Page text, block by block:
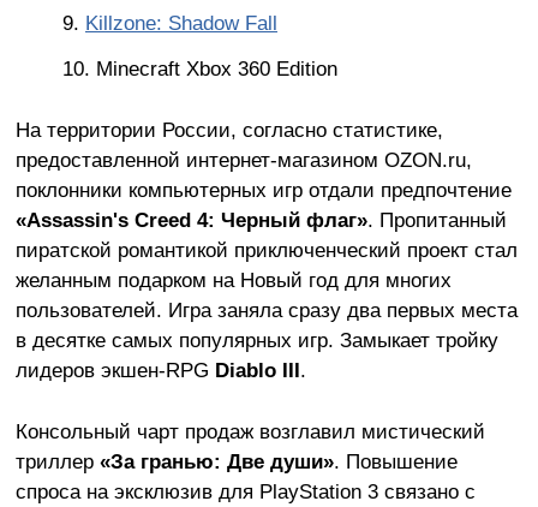
Killzone: Shadow Fall
Minecraft Xbox 360 Edition
На территории России, согласно статистике,
предоставленной интернет-магазином OZON.ru,
поклонники компьютерных игр отдали предпочтение
«Assassin's Creed 4: Черный флаг». Пропитанный
пиратской романтикой приключенческий проект стал
желанным подарком на Новый год для многих
пользователей. Игра заняла сразу два первых места
в десятке самых популярных игр. Замыкает тройку
лидеров экшен-RPG Diablo III.
Консольный чарт продаж возглавил мистический
триллер «За гранью: Две души». Повышение
спроса на эксклюзив для PlayStation 3 связано с